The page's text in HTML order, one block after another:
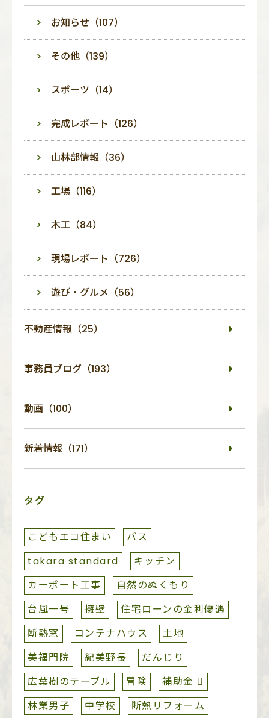
お知らせ（107）
その他（139）
スポーツ（14）
完成レポート（126）
山林部情報（36）
工場（116）
木工（84）
現場レポート（726）
遊び・グルメ（56）
不動産情報（25）
事務員ブログ（193）
動画（100）
新着情報（171）
タグ
こどもエコ住まい
バス
takara standard
キッチン
カーポート工事
自然のぬくもり
台風一号
擁壁
住宅ローンの金利優遇
断熱窓
コンテナハウス
土地
美福門院
紀美野長
だんじり
広葉樹のテーブル
冒険
補助金 
林業男子
中学校
断熱リフォーム